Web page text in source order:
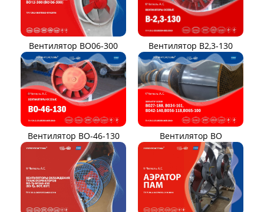
Вентилятор ВЦП 6-45 Вентилятор ВЦП 7-40
Вентилятор ВПЗ Вентилятор В-ЦП8
Вентилятор В-Ц6-30
Виброизоляторы ВРВ